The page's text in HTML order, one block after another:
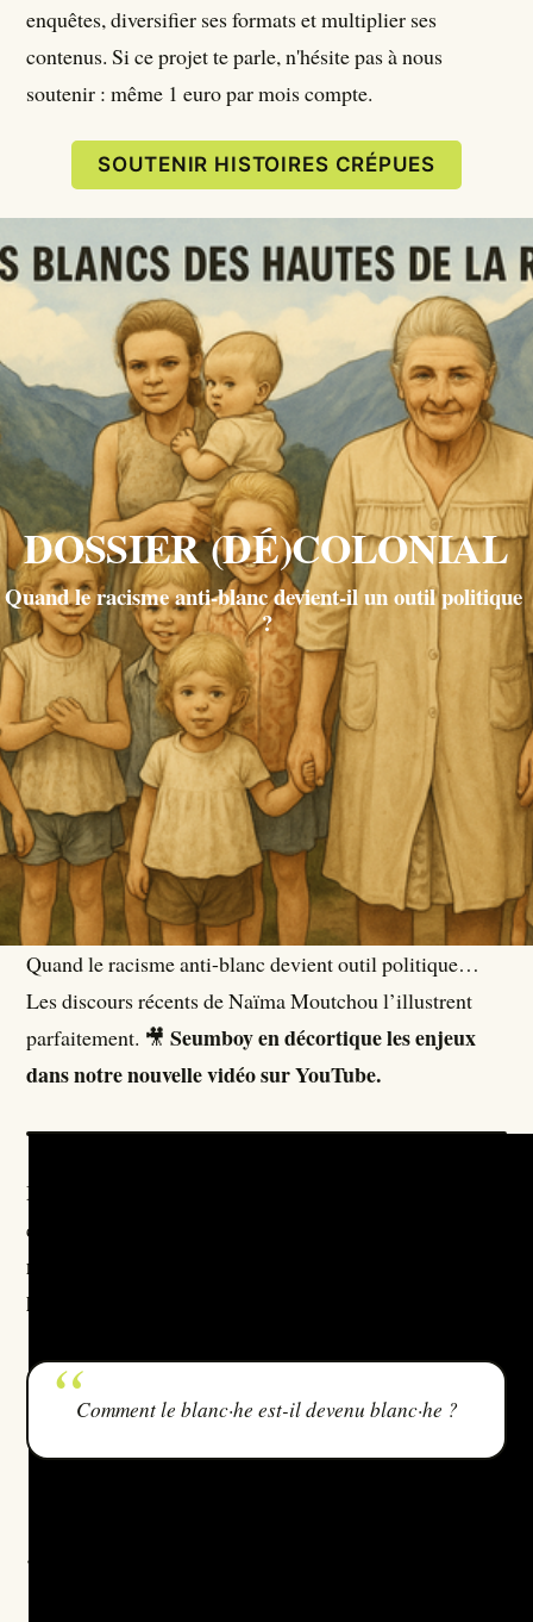
enquêtes, diversifier ses formats et multiplier ses
contenus. Si ce projet te parle, n'hésite pas à nous
soutenir : même 1 euro par mois compte.
SOUTENIR HISTOIRES CRÉPUES
DOSSIER (DÉ)COLONIAL
Quand le racisme anti-blanc devient-il un outil politique
?
Quand le racisme anti-blanc devient outil politique…
Les discours récents de Naïma Moutchou l’illustrent
parfaitement. 🎥Seumboy en décortique les enjeux
dans notre nouvelle vidéo sur YouTube.
Mais pour comprendre comment et pourquoi ce concept
est instrumentalisé, il faut
notion de « blanc·he » et à ses déclinaisons
historiques
Comment le blanc·he est-il devenu blanc·he ?
?